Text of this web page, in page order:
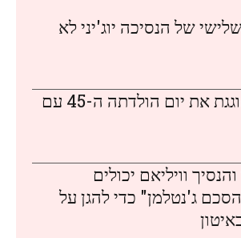
של הנסיכה יוג'יני לא
מגהן מרקל חוגגת את יום הולדתה ה-45 עם
וויליאם יכולים
ג'נטלמן" כדי להגן על